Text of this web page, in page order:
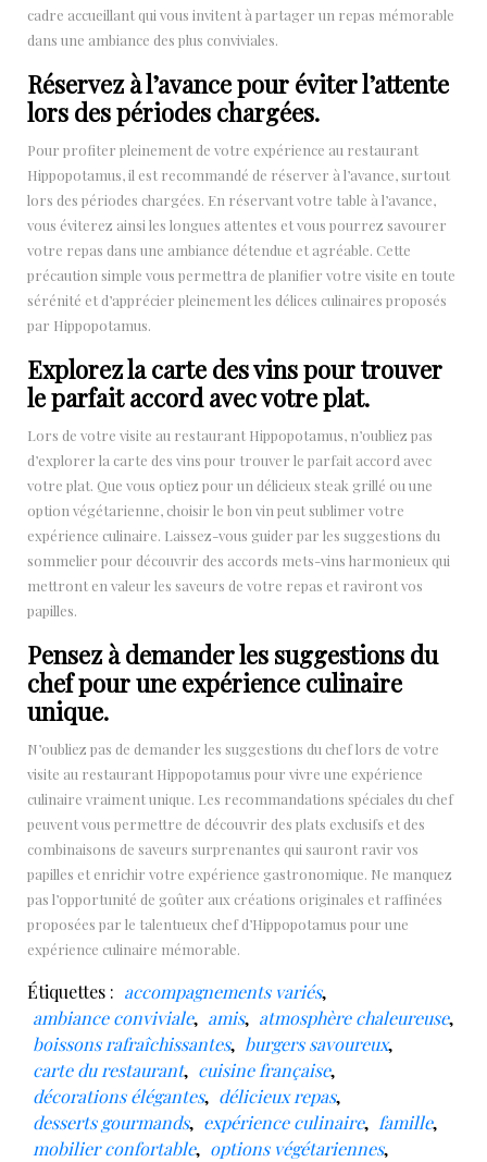
cadre accueillant qui vous invitent à partager un repas mémorable
dans une ambiance des plus conviviales.
Réservez à l’avance pour éviter l’attente
lors des périodes chargées.
Pour profiter pleinement de votre expérience au restaurant
Hippopotamus, il est recommandé de réserver à l’avance, surtout
lors des périodes chargées. En réservant votre table à l’avance,
vous éviterez ainsi les longues attentes et vous pourrez savourer
votre repas dans une ambiance détendue et agréable. Cette
précaution simple vous permettra de planifier votre visite en toute
sérénité et d’apprécier pleinement les délices culinaires proposés
par Hippopotamus.
Explorez la carte des vins pour trouver
le parfait accord avec votre plat.
Lors de votre visite au restaurant Hippopotamus, n’oubliez pas
d’explorer la carte des vins pour trouver le parfait accord avec
votre plat. Que vous optiez pour un délicieux steak grillé ou une
option végétarienne, choisir le bon vin peut sublimer votre
expérience culinaire. Laissez-vous guider par les suggestions du
sommelier pour découvrir des accords mets-vins harmonieux qui
mettront en valeur les saveurs de votre repas et raviront vos
papilles.
Pensez à demander les suggestions du
chef pour une expérience culinaire
unique.
N’oubliez pas de demander les suggestions du chef lors de votre
visite au restaurant Hippopotamus pour vivre une expérience
culinaire vraiment unique. Les recommandations spéciales du chef
peuvent vous permettre de découvrir des plats exclusifs et des
combinaisons de saveurs surprenantes qui sauront ravir vos
papilles et enrichir votre expérience gastronomique. Ne manquez
pas l’opportunité de goûter aux créations originales et raffinées
proposées par le talentueux chef d’Hippopotamus pour une
expérience culinaire mémorable.
Étiquettes : accompagnements variés,
ambiance conviviale, amis, atmosphère chaleureuse,
boissons rafraîchissantes, burgers savoureux,
carte du restaurant, cuisine française,
décorations élégantes, délicieux repas,
desserts gourmands, expérience culinaire, famille,
mobilier confortable, options végétariennes,